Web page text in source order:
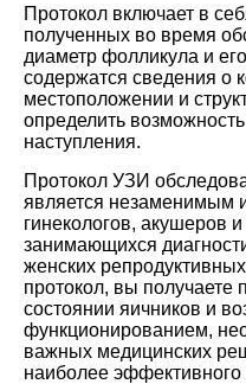
Протокол включает в
полученных во время
диаметр фолликула и
содержатся сведения о
местоположении и
определить
наступления.
Протокол УЗИ
является незаменимым
гинекологов, акушеров
занимающихся
женских
протокол, вы
состоянии яичников и
функционированием,
важных медицинских
наиболее эффективного